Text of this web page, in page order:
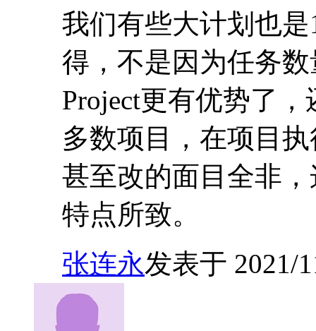
我们有些大计划也
得，不是因为任务
Project更有优势了
多数项目，在项目
甚至改的面目全非
特点所致。
张连永发表于 2021/